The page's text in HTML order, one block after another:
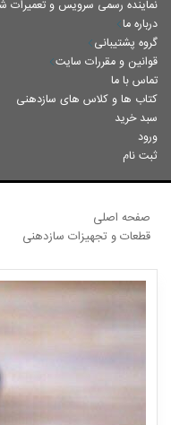
نماینده رسمی سرویس و تعمیرات
درباره ما
گروه پشتیبانی
قوانین و مقررات سایت
تماس با ما
کتاب ها و کلاس های سازدهنی
سبد خرید
ورود
ثبت نام
صفحه اصلی
قطعات و تجهیزات سازدهنی